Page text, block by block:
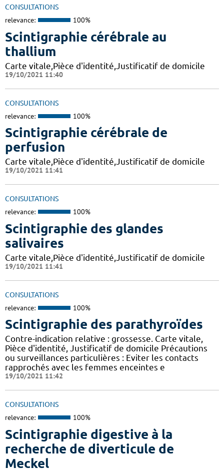
CONSULTATIONS
relevance: 100%
Scintigraphie cérébrale au
thallium
Carte vitale,Pièce d'identité,Justificatif de domicile
19/10/2021 11:40
CONSULTATIONS
relevance: 100%
Scintigraphie cérébrale de
perfusion
Carte vitale,Pièce d'identité,Justificatif de domicile
19/10/2021 11:41
CONSULTATIONS
relevance: 100%
Scintigraphie des glandes
salivaires
Carte vitale,Pièce d'identité,Justificatif de domicile
19/10/2021 11:41
CONSULTATIONS
relevance: 100%
Scintigraphie des parathyroïdes
Contre-indication relative : grossesse. Carte vitale,
Pièce d'identité, Justificatif de domicile Précautions
ou surveillances particulières : Eviter les contacts
rapprochés avec les femmes enceintes e
19/10/2021 11:42
CONSULTATIONS
relevance: 100%
Scintigraphie digestive à la
recherche de diverticule de
Meckel